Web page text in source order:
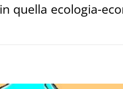
quella ecologia-